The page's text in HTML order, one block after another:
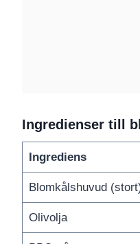
Ingredienser till
Ingrediens
Blomkålshuvud
Olivolja